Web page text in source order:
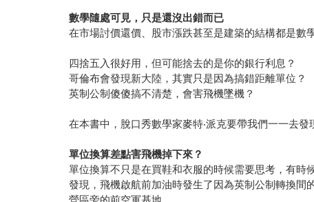
數學隨處可見，只是還沒出錯而已
在市場討價還價、股市漲跌甚至是建築的結構都是數
四捨五入很好用，但可能捨去的是你的銀行利息？
哥倫布會發現新大陸，其實只是因為搞錯距離單位？
英制公制傻傻搞不清楚，會害飛機墜機？
在本書中，脫口秀數學家麥特‧派克要帶我們一一去發
單位換算差點害飛機掉下來？
單位換算不只是在買鞋和衣服的時候需要思考，有時
發現，飛機啟航前加油時發生了因為英制公制轉換間